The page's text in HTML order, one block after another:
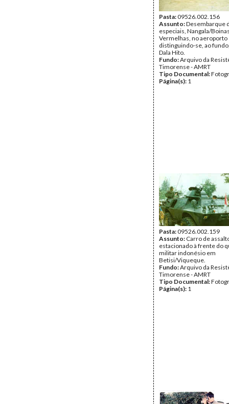
Pasta:09526.002.156
Assunto:Desembarque
especiais, Nangala/
Vermelhas, no aeroporto
distinguindo-se, ao
Dala Hito.
Fundo:Arquivo da
Timorense - AMRT
Tipo Documental:
Página(s): 1
Pasta:09526.002.159
Assunto: Carro de
estacionado à frente do
militar indonésio em
Betisi/Viqueque.
Fundo:Arquivo da
Timorense - AMRT
Tipo Documental:
Página(s): 1